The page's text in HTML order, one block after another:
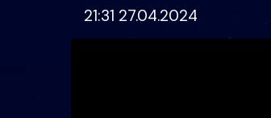
21:31 27.04.2024